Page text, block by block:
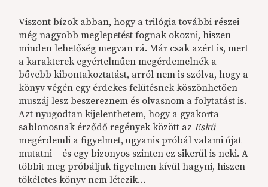
Viszont bízok abban, hogy a trilógia további részei
még nagyobb meglepetést fognak okozni, hiszen
minden lehetőség megvan rá. Már csak azért is, mert
a karakterek egyértelműen megérdemelnék a
bővebb kibontakoztatást, arról nem is szólva, hogy a
könyv végén egy érdekes felütésnek köszönhetően
muszáj lesz beszereznem és olvasnom a folytatást is.
Azt nyugodtan kijelenthetem, hogy a gyakorta
sablonosnak érződő regények között azEskü
megérdemli a figyelmet, ugyanis próbál valami újat
mutatni – és egy bizonyos szinten ez sikerül is neki. A
többit meg próbáljuk figyelmen kívül hagyni, hiszen
tökéletes könyv nem létezik…